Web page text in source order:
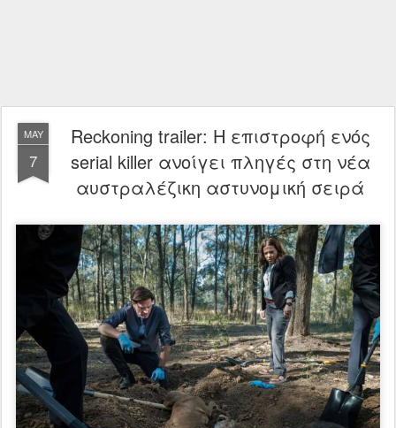
MAY
7
Reckoning trailer: Η επιστροφή ενός
serial killer ανοίγει πληγές στη νέα
αυστραλέζικη αστυνομική σειρά